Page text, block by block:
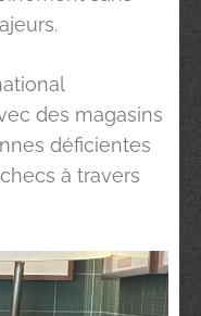
des magasins
déficientes
à travers